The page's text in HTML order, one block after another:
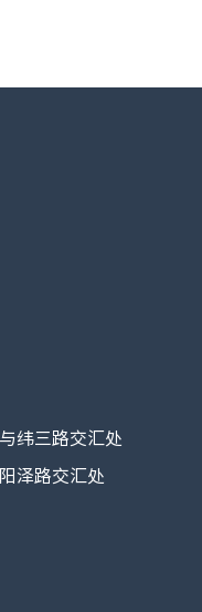
纬三路交汇处
泽路交汇处